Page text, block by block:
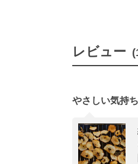
レビュー
やさしい気持ち